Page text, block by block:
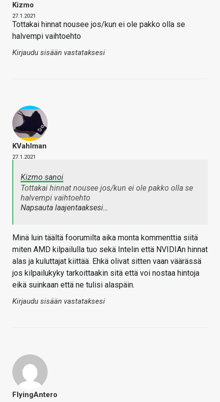
Kizmo
27.1.2021
Tottakai hinnat nousee jos/kun ei ole pakko olla se
halvempi vaihtoehto
Kirjaudu sisään vastataksesi
KVahlman
27.1.2021
Kizmo sanoi
Tottakai hinnat nousee jos/kun ei ole pakko olla se
halvempi vaihtoehto
Napsauta laajentaaksesi…
Minä luin täältä foorumilta aika monta kommenttia siitä
miten AMD kilpailulla tuo sekä Intelin että NVIDIAn hinnat
alas ja kuluttajat kiittää. Ehkä olivat sitten vaan väärässä
jos kilpailukyky tarkoittaakin sitä että voi nostaa hintoja
eikä suinkaan että ne tulisi alaspäin.
Kirjaudu sisään vastataksesi
FlyingAntero